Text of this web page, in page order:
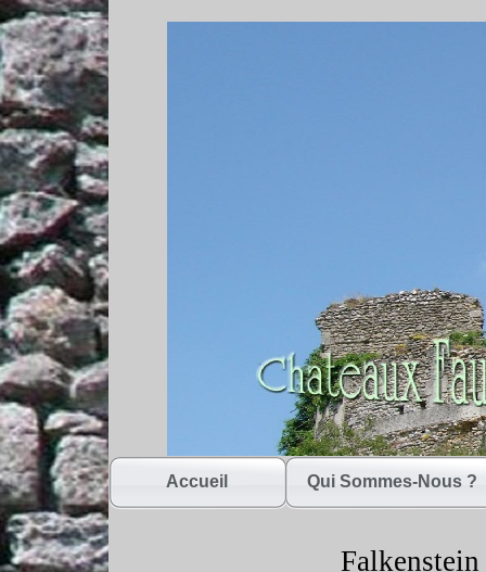
Accueil Qui Sommes-Nous ?